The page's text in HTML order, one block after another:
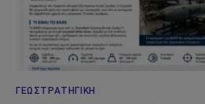
ΓΕΩΣΤΡΑΤΗΓΙΚΉ